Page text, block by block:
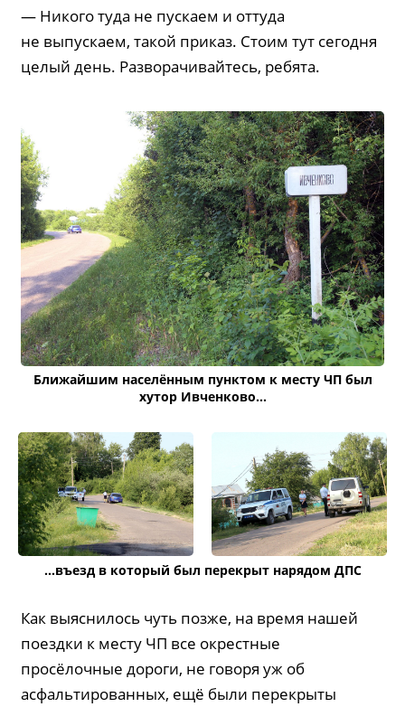
— Никого туда не пускаем и оттуда
не выпускаем, такой приказ. Стоим тут сегодня
целый день. Разворачивайтесь, ребята.
Ближайшим населённым пунктом к месту ЧП был
хутор Ивченково...
...въезд в который был перекрыт нарядом ДПС
Как выяснилось чуть позже, на время нашей
поездки к месту ЧП все окрестные
просёлочные дороги, не говоря уж об
асфальтированных, ещё были перекрыты